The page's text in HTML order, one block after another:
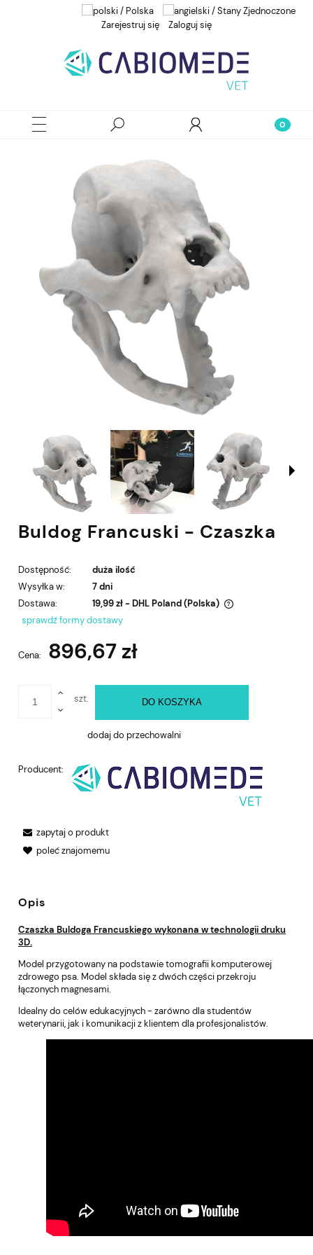
Zarejestruj się Zaloguj się
Buldog Francuski - Czaszka
Dostępność:
duża ilość
Wysyłka w:
7 dni
Dostawa:
19,99 zł - DHL Poland (Polska)
Cena nie zawiera ewentualnych kosztów płatności
sprawdź formy dostawy
Cena: 896,67 zł
szt. DO KOSZYKA
dodaj do przechowalni
Producent:
zapytaj o produkt
poleć znajomemu
Opis
Czaszka Buldoga Francuskiego wykonana w technologii druku
3D.
Model przygotowany na podstawie tomografii komputerowej
zdrowego psa. Model składa się z dwóch części przekroju
łączonych magnesami.
Idealny do celów edukacyjnych - zarówno dla studentów
weterynarii, jak i komunikacji z klientem dla profesjonalistów.